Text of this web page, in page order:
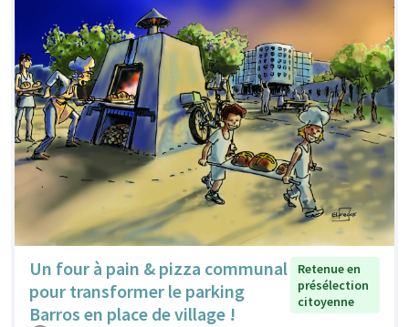
Un four à pain & pizza communal
pour transformer le parking
Barros en place de village !
Retenue en
présélection
citoyenne